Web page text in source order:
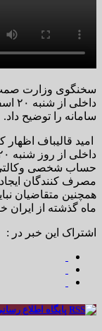
سخنگوی وزارت
سامانه را توضیح داد.
امید قالیباف
حساب شخصی وکالتی
ماه گذشته از ایران
اشتراک این خبر در :
پایگاه اطلاع